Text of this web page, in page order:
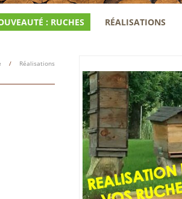
: RUCHES RÉALISATIONS
/ Réalisations